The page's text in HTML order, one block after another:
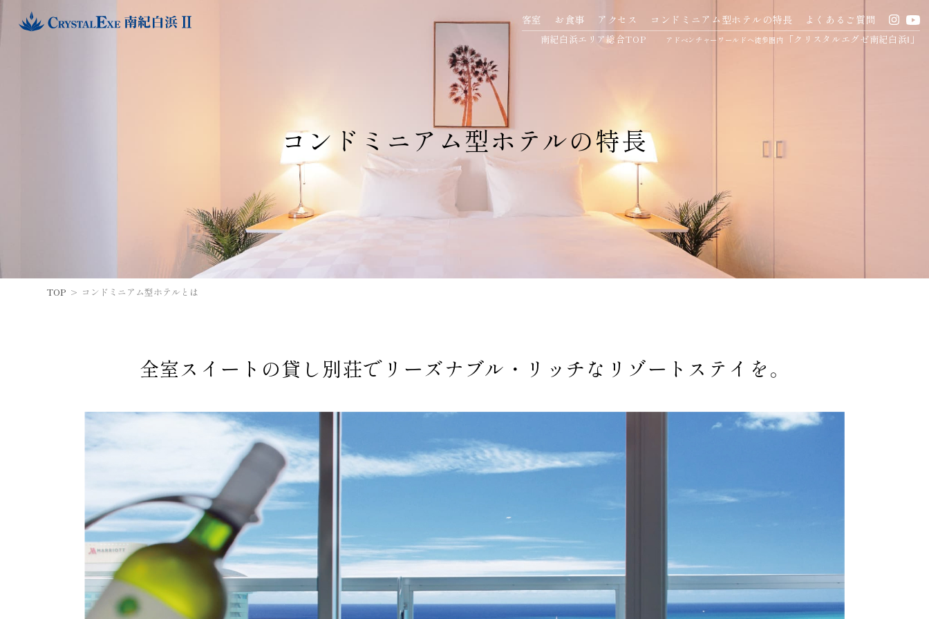
客室 お食事 アクセス コンドミニアム型ホテルの特長 よくあるご質問
南紀白浜エリア総合TOP アドベンチャーワールドへ徒歩圏内 「クリスタルエグゼ南紀白浜Ⅰ」
コンドミニアム型ホテルの特長
TOP コンドミニアム型ホテルとは
全室スイートの貸し別荘で リーズナブル・リッチな リゾートステイを。